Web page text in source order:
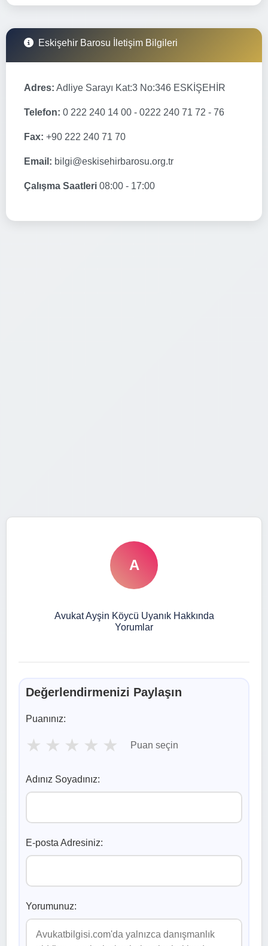
Eskişehir Barosu İletişim Bilgileri
Adres: Adliye Sarayı Kat:3 No:346 ESKİŞEHİR
Telefon: 0 222 240 14 00 - 0222 240 71 72 - 76
Fax: +90 222 240 71 70
Email: bilgi@eskisehirbarosu.org.tr
Çalışma Saatleri 08:00 - 17:00
A
Avukat Ayşin Köycü Uyanık Hakkında
Yorumlar
Değerlendirmenizi Paylaşın
Puanınız:
★ ★ ★ ★ ★ Puan seçin
Adınız Soyadınız:
E-posta Adresiniz:
Yorumunuz: